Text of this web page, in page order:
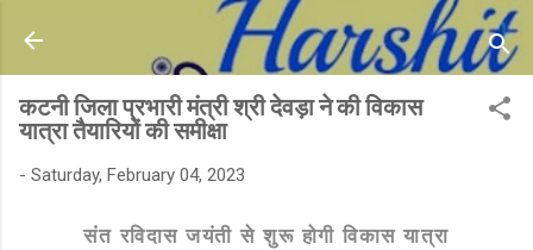
Skip to main content
कटनी जिला प्रभारी मंत्री श्री देवड़ा ने की विकास
यात्रा तैयारियों की समीक्षा
- Saturday, February 04, 2023
संत रविदास जयंती से शुरू होगी विकास यात्रा